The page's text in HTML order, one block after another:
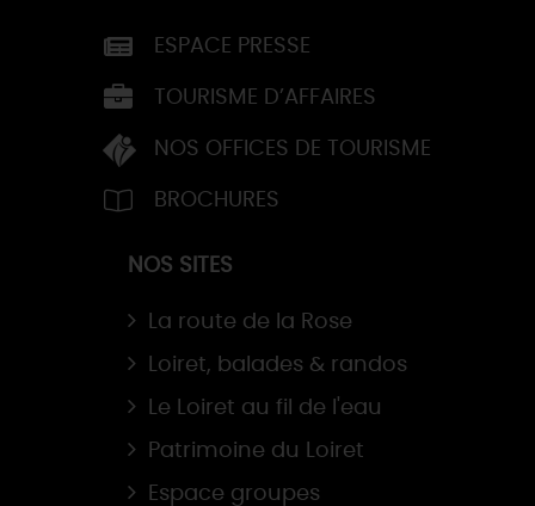
ESPACE PRESSE
TOURISME D’AFFAIRES
NOS OFFICES DE TOURISME
BROCHURES
NOS SITES
La route de la Rose
Loiret, balades & randos
Le Loiret au fil de l'eau
Patrimoine du Loiret
Espace groupes